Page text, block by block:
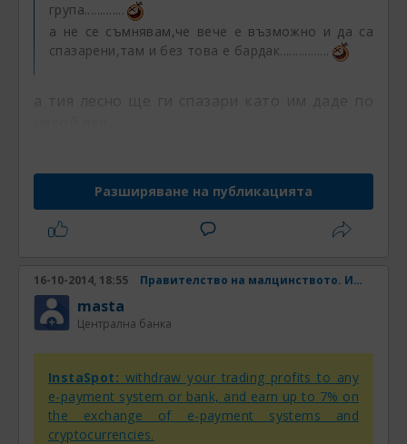
група.............
а не се съмнявам,че вече е възможно и да са
спазарени,там и без това е бардак................
Разширяване на публикацията
16-10-2014, 18:55 Правителство на малцинството. Има ли шанс? Част 4
masta
Централна банка
InstaSpot: withdraw your trading profits to any
e-payment system or bank, and earn up to 7% on
the exchange of e-payment systems and
cryptocurrencies.